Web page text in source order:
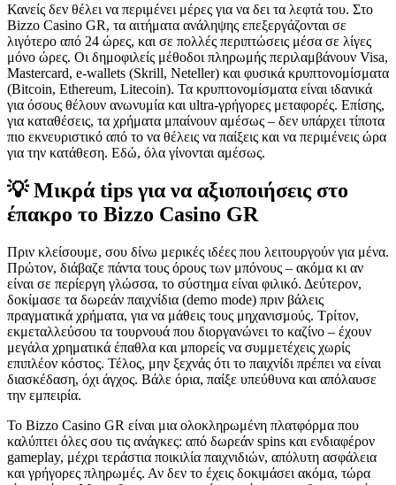
Κανείς δεν θέλει να περιμένει μέρες για να δει τα λεφτά του. Στο
Bizzo Casino GR, τα αιτήματα ανάληψης επεξεργάζονται σε
λιγότερο από 24 ώρες, και σε πολλές περιπτώσεις μέσα σε λίγες
μόνο ώρες. Οι δημοφιλείς μέθοδοι πληρωμής περιλαμβάνουν Visa,
Mastercard, e-wallets (Skrill, Neteller) και φυσικά κρυπτονομίσματα
(Bitcoin, Ethereum, Litecoin). Τα κρυπτονομίσματα είναι ιδανικά
για όσους θέλουν ανωνυμία και ultra-γρήγορες μεταφορές. Επίσης,
για καταθέσεις, τα χρήματα μπαίνουν αμέσως – δεν υπάρχει τίποτα
πιο εκνευριστικό από το να θέλεις να παίξεις και να περιμένεις ώρα
για την κατάθεση. Εδώ, όλα γίνονται αμέσως.
💡 Μικρά tips για να αξιοποιήσεις στο
έπακρο το Bizzo Casino GR
Πριν κλείσουμε, σου δίνω μερικές ιδέες που λειτουργούν για μένα.
Πρώτον, διάβαζε πάντα τους όρους των μπόνους – ακόμα κι αν
είναι σε περίεργη γλώσσα, το σύστημα είναι φιλικό. Δεύτερον,
δοκίμασε τα δωρεάν παιχνίδια (demo mode) πριν βάλεις
πραγματικά χρήματα, για να μάθεις τους μηχανισμούς. Τρίτον,
εκμεταλλεύσου τα τουρνουά που διοργανώνει το καζίνο – έχουν
μεγάλα χρηματικά έπαθλα και μπορείς να συμμετέχεις χωρίς
επιπλέον κόστος. Τέλος, μην ξεχνάς ότι το παιχνίδι πρέπει να είναι
διασκέδαση, όχι άγχος. Βάλε όρια, παίξε υπεύθυνα και απόλαυσε
την εμπειρία.
Το Bizzo Casino GR είναι μια ολοκληρωμένη πλατφόρμα που
καλύπτει όλες σου τις ανάγκες: από δωρεάν spins και ενδιαφέρον
gameplay, μέχρι τεράστια ποικιλία παιχνιδιών, απόλυτη ασφάλεια
και γρήγορες πληρωμές. Αν δεν το έχεις δοκιμάσει ακόμα, τώρα